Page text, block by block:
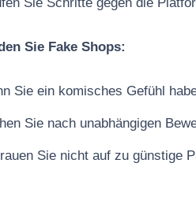
Sie Fake Shops:
Sie ein komisches Gefühl
Sie nach unabhängigen
Sie nicht auf zu günstige